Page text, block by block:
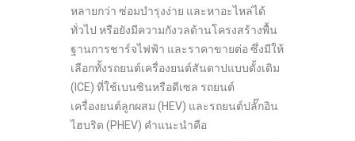
หลายกว่า ซ่อมบำรุงง่าย และหาอะไหล่ได้
ทั่วไป หรือยังมีความกังวลด้านโครงสร้างพื้น
ฐานการชาร์จไฟฟ้า และราคาขายต่อ ซึ่งมีให้
เลือกทั้งรถยนต์เครื่องยนต์สันดาปแบบดั้งเดิม
(ICE) ที่ใช้เบนซินหรือดีเซล รถยนต์
เครื่องยนต์ลูกผสม (HEV) และรถยนต์ปลั๊กอิน
ไฮบริด (PHEV) คำแนะนำคือ